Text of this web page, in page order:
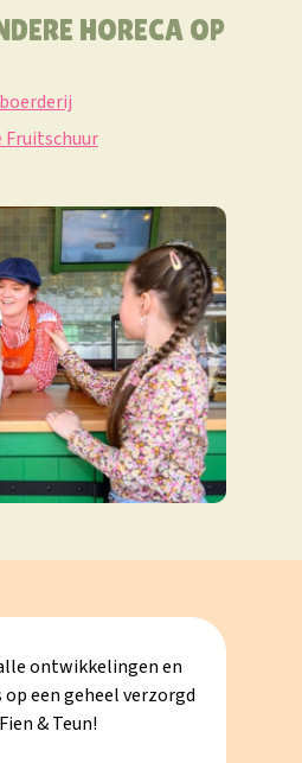
HORECA OP
Fruitschuur
ontwikkelingen en
een geheel verzorgd
& Teun!